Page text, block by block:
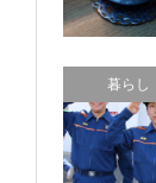
暮らし